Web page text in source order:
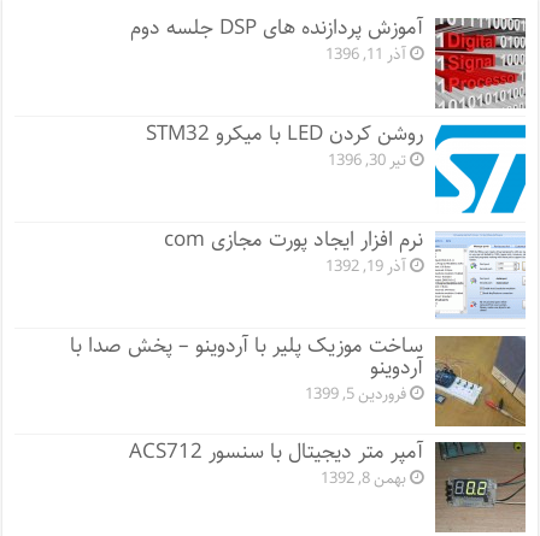
آموزش پردازنده های DSP جلسه دوم
آذر 11, 1396
روشن کردن LED با میکرو STM32
تیر 30, 1396
نرم افزار ایجاد پورت مجازی com
آذر 19, 1392
ساخت موزیک پلیر با آردوینو – پخش صدا با
آردوینو
فروردین 5, 1399
آمپر متر دیجیتال با سنسور ACS712
بهمن 8, 1392